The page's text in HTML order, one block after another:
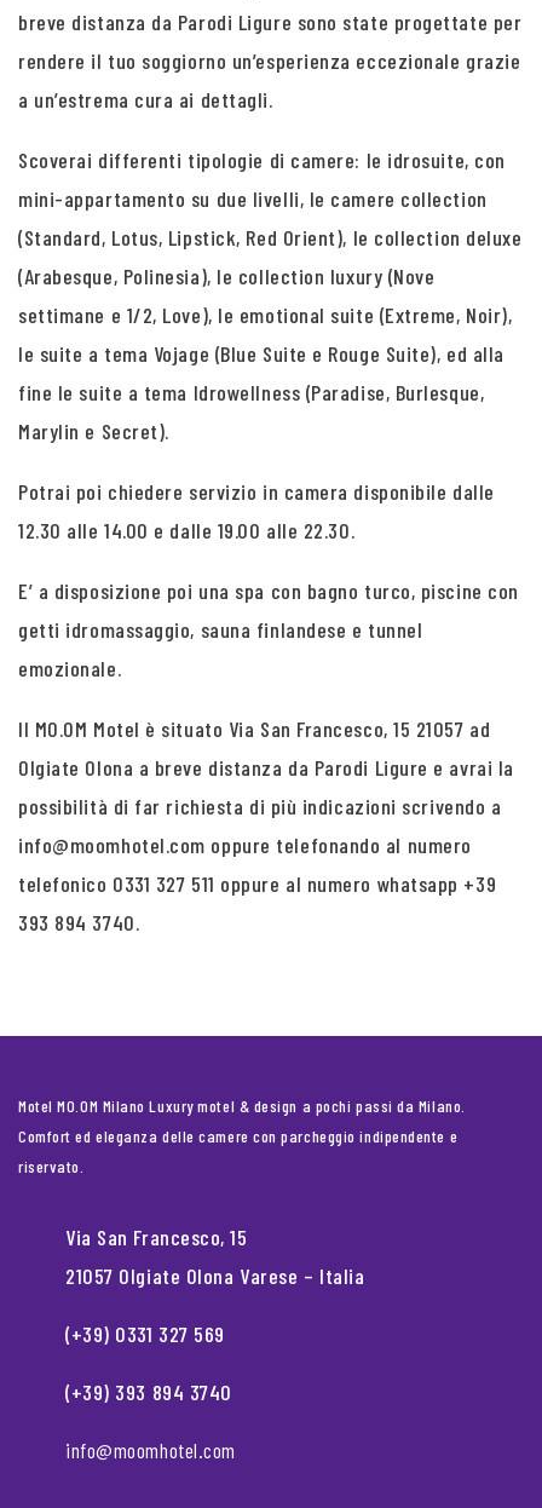
breve distanza da Parodi Ligure sono state progettate per
rendere il tuo soggiorno un’esperienza eccezionale grazie
a un’estrema cura ai dettagli.
Scoverai differenti tipologie di camere: le idrosuite, con
mini-appartamento su due livelli, le camere collection
(Standard, Lotus, Lipstick, Red Orient), le collection deluxe
(Arabesque, Polinesia), le collection luxury (Nove
settimane e 1/2, Love), le emotional suite (Extreme, Noir),
le suite a tema Vojage (Blue Suite e Rouge Suite), ed alla
fine le suite a tema Idrowellness (Paradise, Burlesque,
Marylin e Secret).
Potrai poi chiedere servizio in camera disponibile dalle
12.30 alle 14.00 e dalle 19.00 alle 22.30.
E’ a disposizione poi una spa con bagno turco, piscine con
getti idromassaggio, sauna finlandese e tunnel
emozionale.
Il MO.OM Motel è situato Via San Francesco, 15 21057 ad
Olgiate Olona a breve distanza da Parodi Ligure e avrai la
possibilità di far richiesta di più indicazioni scrivendo a
info@moomhotel.com oppure telefonando al numero
telefonico 0331 327 511 oppure al numero whatsapp +39
393 894 3740.
Motel MO.OM Milano Luxury motel & design a pochi passi da Milano.
Comfort ed eleganza delle camere con parcheggio indipendente e
riservato.
Via San Francesco, 15
21057 Olgiate Olona Varese – Italia
(+39) 0331 327 569
(+39) 393 894 3740
info@moomhotel.com